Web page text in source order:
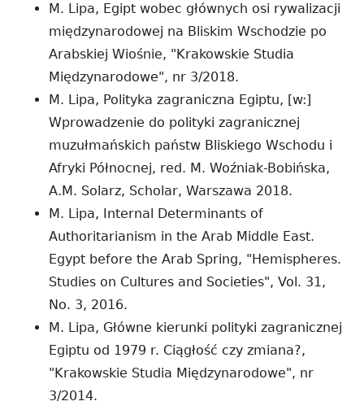
M. Lipa, Egipt wobec głównych osi rywalizacji
międzynarodowej na Bliskim Wschodzie po
Arabskiej Wiośnie, "Krakowskie Studia
Międzynarodowe", nr 3/2018.
M. Lipa, Polityka zagraniczna Egiptu, [w:]
Wprowadzenie do polityki zagranicznej
muzułmańskich państw Bliskiego Wschodu i
Afryki Północnej, red. M. Woźniak-Bobińska,
A.M. Solarz, Scholar, Warszawa 2018.
M. Lipa, Internal Determinants of
Authoritarianism in the Arab Middle East.
Egypt before the Arab Spring, "Hemispheres.
Studies on Cultures and Societies", Vol. 31,
No. 3, 2016.
M. Lipa, Główne kierunki polityki zagranicznej
Egiptu od 1979 r. Ciągłość czy zmiana?,
"Krakowskie Studia Międzynarodowe", nr
3/2014.